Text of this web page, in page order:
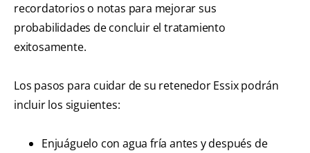
recordatorios o notas para mejorar sus
probabilidades de concluir el tratamiento
exitosamente.
Los pasos para cuidar de su retenedor Essix podrán
incluir los siguientes:
Enjuáguelo con agua fría antes y después de